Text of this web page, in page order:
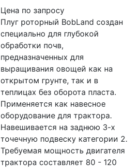
Цена по запросу
Плуг роторный BobLand создан
специально для глубокой
обработки почв,
предназначенных для
выращивания овощей как на
открытом грунте, так и в
теплицах без оборота пласта.
Применяется как навесное
оборудование для трактора.
Навешивается на заднюю 3-х
точечную подвеску категории 2.
Требуемая мощность двигателя
трактора составляет 80 - 120